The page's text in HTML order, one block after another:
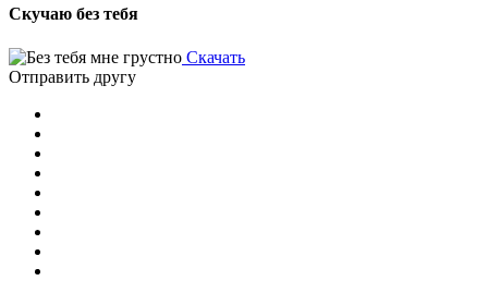
Скучаю без тебя
Скачать
Отправить другу